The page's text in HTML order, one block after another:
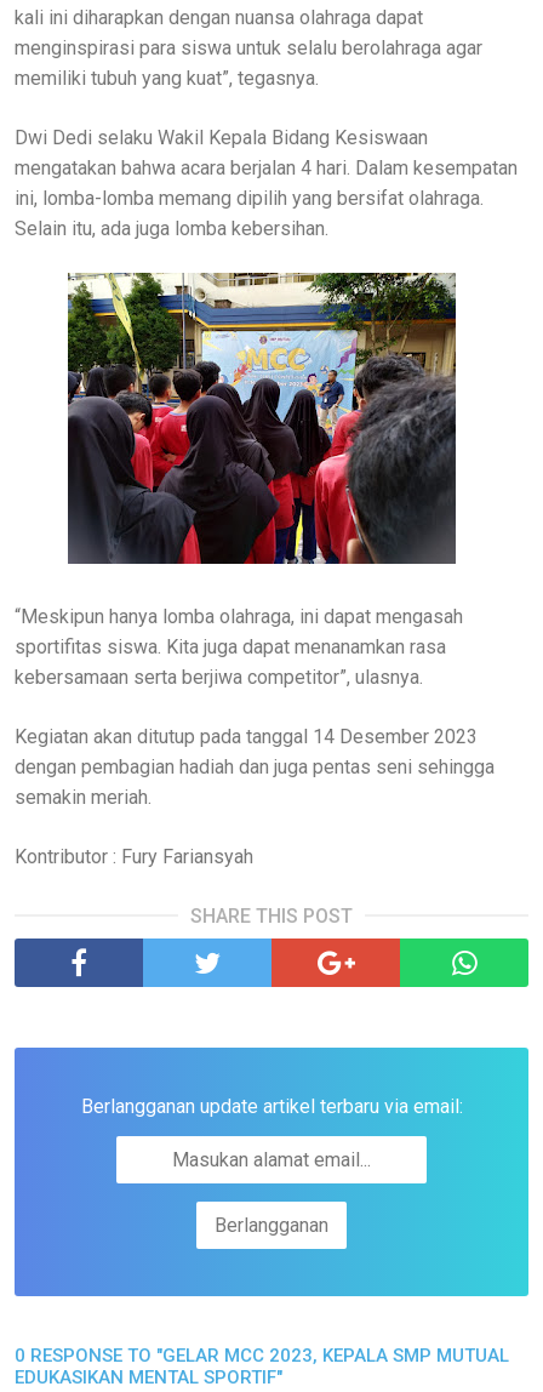
kali ini diharapkan dengan nuansa olahraga dapat
menginspirasi para siswa untuk selalu berolahraga agar
memiliki tubuh yang kuat”, tegasnya.
Dwi Dedi selaku Wakil Kepala Bidang Kesiswaan
mengatakan bahwa acara berjalan 4 hari. Dalam kesempatan
ini, lomba-lomba memang dipilih yang bersifat olahraga.
Selain itu, ada juga lomba kebersihan.
“Meskipun hanya lomba olahraga, ini dapat mengasah
sportifitas siswa. Kita juga dapat menanamkan rasa
kebersamaan serta berjiwa competitor”, ulasnya.
Kegiatan akan ditutup pada tanggal 14 Desember 2023
dengan pembagian hadiah dan juga pentas seni sehingga
semakin meriah.
Kontributor : Fury Fariansyah
SHARE THIS POST
Berlangganan update artikel terbaru via email:
0 RESPONSE TO "GELAR MCC 2023, KEPALA SMP MUTUAL
EDUKASIKAN MENTAL SPORTIF"